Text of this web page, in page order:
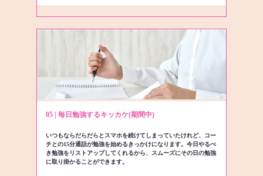
05 | 毎日勉強するキッカケ(期間中)
いつもならだらだらとスマホを続けてしまっていたけれど、コー
チとの15分通話が勉強を始めるきっかけになります。今日やるべ
き勉強をリストアップしてくれるから、スムーズにその日の勉強
に取り掛かることができます。